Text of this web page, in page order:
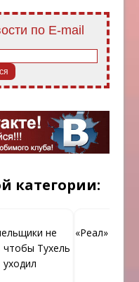
по E-mail
категории:
не
чтобы Тухель
уходил
«Реал»